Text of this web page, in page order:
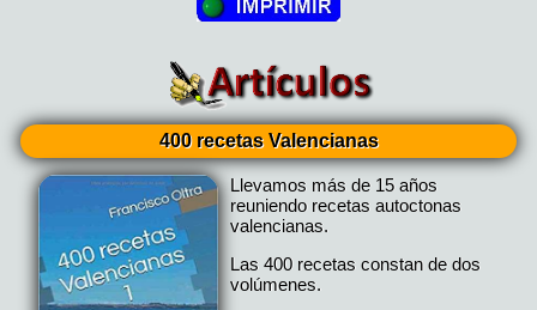
400 recetas Valencianas
Llevamos más de 15 años
reuniendo recetas autoctonas
valencianas.
Las 400 recetas constan de dos
volúmenes.